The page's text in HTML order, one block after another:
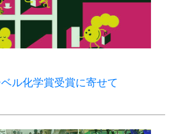
ル化学賞受賞に寄せて